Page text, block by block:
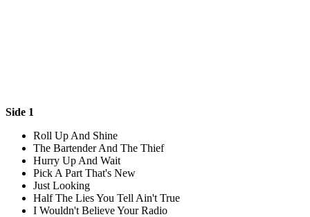
Side 1
Roll Up And Shine
The Bartender And The Thief
Hurry Up And Wait
Pick A Part That's New
Just Looking
Half The Lies You Tell Ain't True
I Wouldn't Believe Your Radio